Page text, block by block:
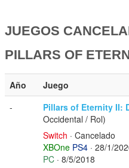
JUEGOS
PILLARS OF
Año
Juego
-
Pillars of Eternity II:
Occidental / Rol)
Switch · Cancelado
XBOne PS4 · 28/1/
PC · 8/5/2018